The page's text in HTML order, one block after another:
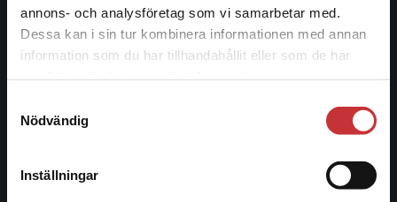
annons- och analysföretag som vi samarbetar med.
Dessa kan i sin tur kombinera informationen med annan
information som du har tillhandahållit eller som de har
Nödvändig
Inställningar
Det verkar som att du besöker
studentlitteratur.se via en enhet utanför Sverige.
Vi erbjuder inte leveranser utanför Sverige. För
att kunna slutföra ett köp måste
Studentlitteratur
Studentlitteratur grundades 1963 och är idag Sveriges
ledande utbildningsförlag. Med läromedel, kurslitteratur,
facklitteratur, utbildningar och digitala
längs hela kunskapsresan.